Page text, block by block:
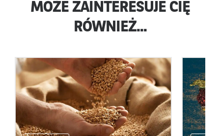
MOŻE ZAINTERESUJE CIĘ
RÓWNIEŻ...